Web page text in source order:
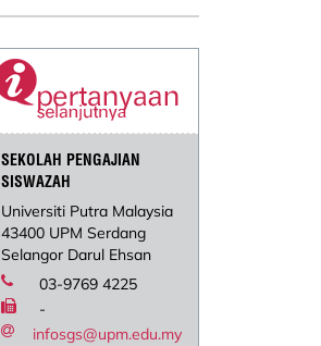
SEKOLAH PENGAJIAN
SISWAZAH
Universiti Putra Malaysia
43400 UPM Serdang
Selangor Darul Ehsan
03-9769 4225
-
infosgs@upm.edu.my